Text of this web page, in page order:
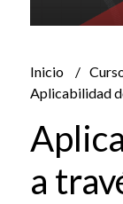
Inicio
Aplicabilidad
a